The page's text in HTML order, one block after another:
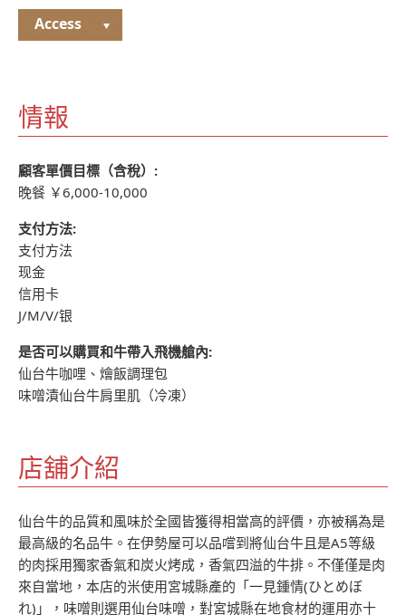
Access
情報
顧客單價目標（含稅）:
晚餐 ￥6,000-10,000
支付方法:
支付方法
现金
信用卡
J/M/V/银
是否可以購買和牛帶入飛機艙內:
仙台牛咖哩、燴飯調理包
味噌漬仙台牛肩里肌（冷凍）
店舖介紹
仙台牛的品質和風味於全國皆獲得相當高的評價，亦被稱為是
最高級的名品牛。在伊勢屋可以品嚐到將仙台牛且是A5等級
的肉採用獨家香氣和炭火烤成，香氣四溢的牛排。不僅僅是肉
來自當地，本店的米使用宮城縣產的「一見鍾情(ひとめぼ
れ)」，味噌則選用仙台味噌，對宮城縣在地食材的運用亦十